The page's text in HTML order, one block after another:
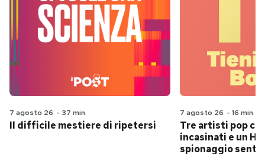
7 agosto 26 - 37 min
Il difficile mestiere di ripetersi
7 agosto 26 - 16 min
Tre artisti pop
incasinati e un
spionaggio